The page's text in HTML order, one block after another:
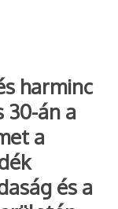
harminc
30-án a
a
és a